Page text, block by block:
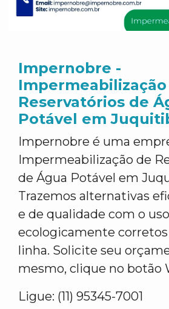
Impernobre -
Reservatórios de
Potável em
Impernobre é uma
Impermeabilização de
de Água Potável em
Trazemos alternativas
e de qualidade com o
ecologicamente
linha. Solicite seu
mesmo, clique no botão
Ligue: (11) 95345-7001